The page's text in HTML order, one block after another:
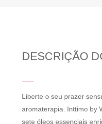
DESCRIÇÃO
Liberte o seu prazer
aromaterapia. Inttimo by
sete óleos essenciais